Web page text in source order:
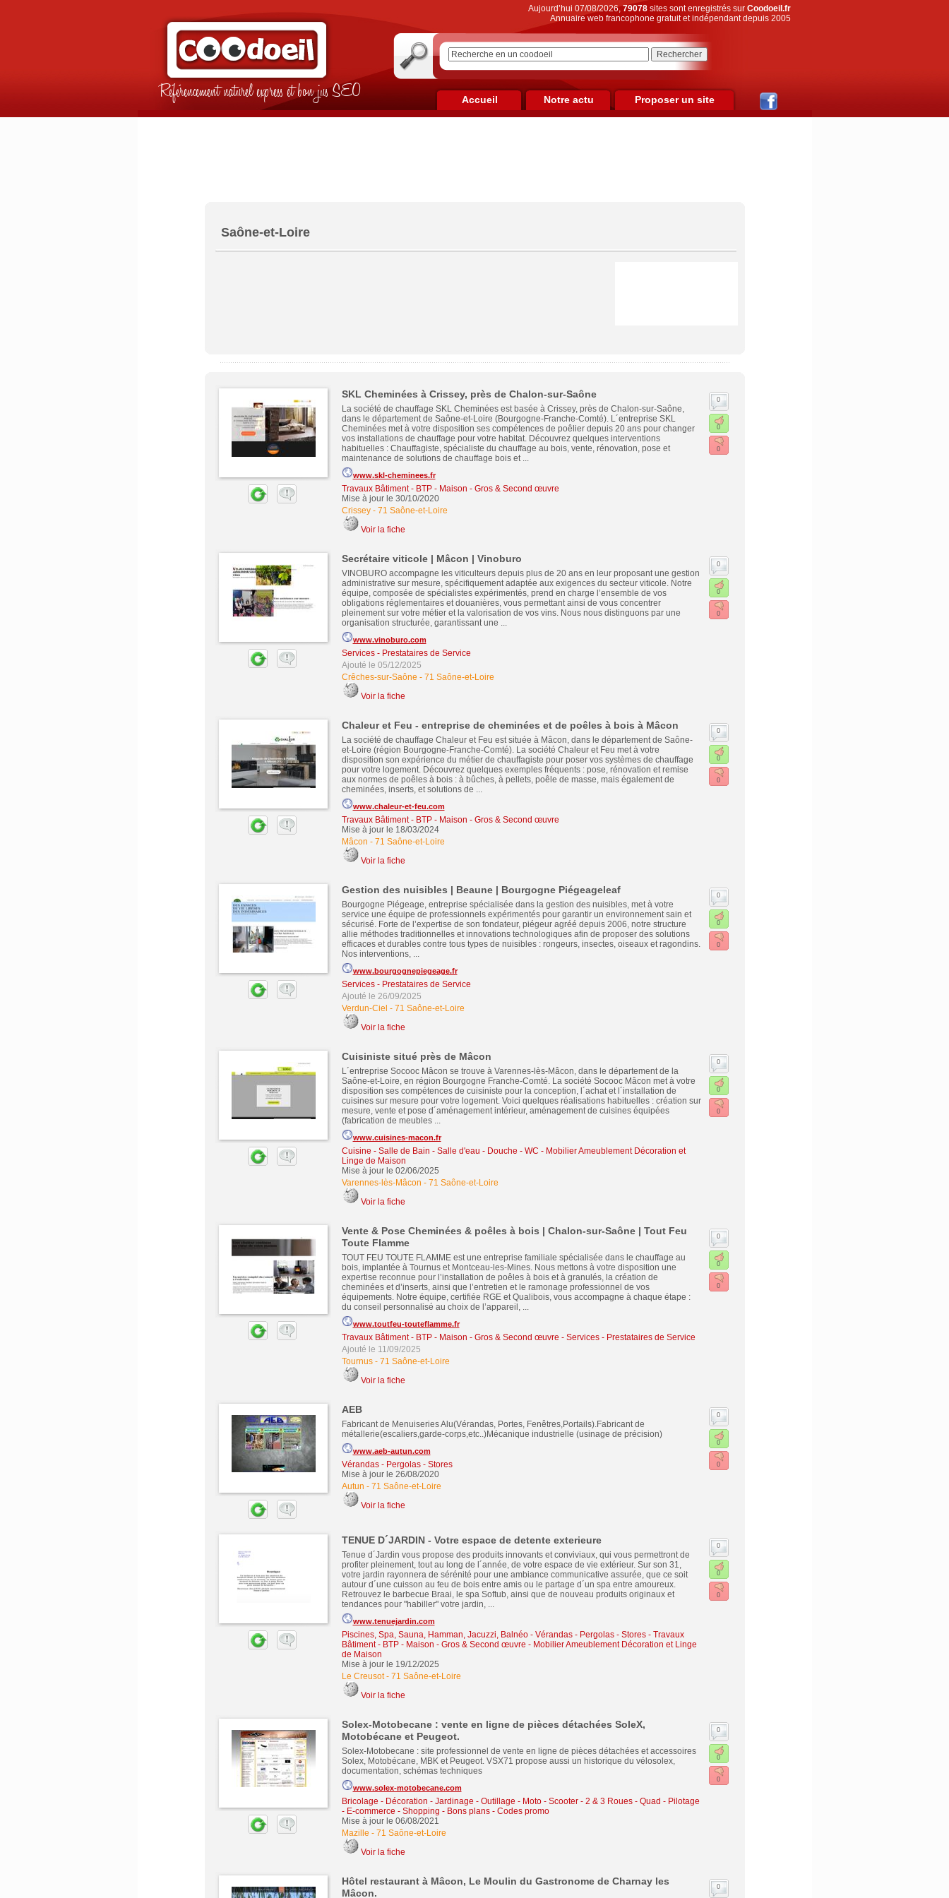
Référencement naturel express et bon jus SEO
Aujourd’hui 07/08/2026,79078sites sont enregistrés sur Coodoeil.fr
Annuaire web francophone gratuit et indépendant depuis 2005
Accueil Notre actu Proposer un site
Saône-et-Loire
SKL Cheminées à Crissey, près de Chalon-sur-Saône
La société de chauffage SKL Cheminées est basée à Crissey, près de Chalon-sur-Saône,
dans le département de Saône-et-Loire (Bourgogne-Franche-Comté). L´entreprise SKL
Cheminées met à votre disposition ses compétences de poêlier depuis 20 ans pour changer
vos installations de chauffage pour votre habitat. Découvrez quelques interventions
habituelles : Chauffagiste, spécialiste du chauffage au bois, vente, rénovation, pose et
maintenance de solutions de chauffage bois et ...
www.skl-cheminees.fr
Travaux Bâtiment - BTP - Maison - Gros & Second œuvre
Mise à jour le 30/10/2020
Crissey- 71 Saône-et-Loire
Voir la fiche
0
0
0
Secrétaire viticole | Mâcon | Vinoburo
VINOBURO accompagne les viticulteurs depuis plus de 20 ans en leur proposant une gestion
administrative sur mesure, spécifiquement adaptée aux exigences du secteur viticole. Notre
équipe, composée de spécialistes expérimentés, prend en charge l’ensemble de vos
obligations réglementaires et douanières, vous permettant ainsi de vous concentrer
pleinement sur votre métier et la valorisation de vos vins. Nous nous distinguons par une
organisation structurée, garantissant une ...
www.vinoburo.com
Services - Prestataires de Service
Ajouté le 05/12/2025
Crêches-sur-Saône - 71 Saône-et-Loire
Voir la fiche
0
0
0
Chaleur et Feu - entreprise de cheminées et de poêles à bois à Mâcon
La société de chauffage Chaleur et Feu est située à Mâcon, dans le département de Saône-
et-Loire (région Bourgogne-Franche-Comté). La société Chaleur et Feu met à votre
disposition son expérience du métier de chauffagiste pour poser vos systèmes de chauffage
pour votre logement. Découvrez quelques exemples fréquents : pose, rénovation et remise
aux normes de poêles à bois : à bûches, à pellets, poêle de masse, mais également de
cheminées, inserts, et solutions de ...
www.chaleur-et-feu.com
Travaux Bâtiment - BTP - Maison - Gros & Second œuvre
Mise à jour le 18/03/2024
Mâcon - 71 Saône-et-Loire
Voir la fiche
0
0
0
Gestion des nuisibles | Beaune | Bourgogne Piégeageleaf
Bourgogne Piégeage, entreprise spécialisée dans la gestion des nuisibles, met à votre
service une équipe de professionnels expérimentés pour garantir un environnement sain et
sécurisé. Forte de l’expertise de son fondateur, piégeur agréé depuis 2006, notre structure
allie méthodes traditionnelles et innovations technologiques afin de proposer des solutions
efficaces et durables contre tous types de nuisibles : rongeurs, insectes, oiseaux et ragondins.
Nos interventions, ...
www.bourgognepiegeage.fr
Services - Prestataires de Service
Ajouté le 26/09/2025
Verdun-Ciel - 71 Saône-et-Loire
Voir la fiche
0
0
0
Cuisiniste situé près de Mâcon
L´entreprise Socooc Mâcon se trouve à Varennes-lès-Mâcon, dans le département de la
Saône-et-Loire, en région Bourgogne Franche-Comté. La société Socooc Mâcon met à votre
disposition ses compétences de cuisiniste pour la conception, l´achat et l´installation de
cuisines sur mesure pour votre logement. Voici quelques réalisations habituelles : création sur
mesure, vente et pose d´aménagement intérieur, aménagement de cuisines équipées
(fabrication de meubles ...
www.cuisines-macon.fr
Cuisine - Salle de Bain - Salle d'eau - Douche - WC - Mobilier Ameublement Décoration et
Linge de Maison
Mise à jour le 02/06/2025
Varennes-lès-Mâcon - 71 Saône-et-Loire
Voir la fiche
0
0
0
Vente & Pose Cheminées & poêles à bois | Chalon-sur-Saône | Tout Feu
Toute Flamme
TOUT FEU TOUTE FLAMME est une entreprise familiale spécialisée dans le chauffage au
bois, implantée à Tournus et Montceau-les-Mines. Nous mettons à votre disposition une
expertise reconnue pour l’installation de poêles à bois et à granulés, la création de
cheminées et d’inserts, ainsi que l’entretien et le ramonage professionnel de vos
équipements. Notre équipe, certifiée RGE et Qualibois, vous accompagne à chaque étape :
du conseil personnalisé au choix de l’appareil, ...
www.toutfeu-touteflamme.fr
Travaux Bâtiment - BTP - Maison - Gros & Second œuvre - Services - Prestataires de Service
Ajouté le 11/09/2025
Tournus- 71 Saône-et-Loire
Voir la fiche
0
0
0
AEB
Fabricant de Menuiseries Alu(Vérandas, Portes, Fenêtres,Portails).Fabricant de
métallerie(escaliers,garde-corps,etc..)Mécanique industrielle (usinage de précision)
www.aeb-autun.com
Vérandas - Pergolas - Stores
Mise à jour le 26/08/2020
Autun - 71 Saône-et-Loire
Voir la fiche
0
0
0
TENUE D´JARDIN - Votre espace de detente exterieure
Tenue d´Jardin vous propose des produits innovants et conviviaux, qui vous permettront de
profiter pleinement, tout au long de l´année, de votre espace de vie extérieur. Sur son 31,
votre jardin rayonnera de sérénité pour une ambiance communicative assurée, que ce soit
autour d´une cuisson au feu de bois entre amis ou le partage d´un spa entre amoureux.
Retrouvez le barbecue Braai, le spa Softub, ainsi que de nouveau produits originaux et
tendances pour "habiller" votre jardin, ...
www.tenuejardin.com
Piscines, Spa, Sauna, Hamman, Jacuzzi, Balnéo- Vérandas - Pergolas - Stores- Travaux
Bâtiment - BTP - Maison - Gros & Second œuvre - Mobilier Ameublement Décoration et Linge
de Maison
Mise à jour le 19/12/2025
Le Creusot- 71 Saône-et-Loire
Voir la fiche
0
0
0
Solex-Motobecane : vente en ligne de pièces détachées SoleX,
Motobécane et Peugeot.
Solex-Motobecane : site professionnel de vente en ligne de pièces détachées et accessoires
Solex, Motobécane, MBK et Peugeot. VSX71 propose aussi un historique du vélosolex,
documentation, schémas techniques
www.solex-motobecane.com
Bricolage - Décoration - Jardinage - Outillage - Moto - Scooter - 2 & 3 Roues - Quad - Pilotage
- E-commerce - Shopping - Bons plans - Codes promo
Mise à jour le 06/08/2021
Mazille - 71 Saône-et-Loire
Voir la fiche
0
0
0
Hôtel restaurant à Mâcon, Le Moulin du Gastronome de Charnay les
Mâcon.
0